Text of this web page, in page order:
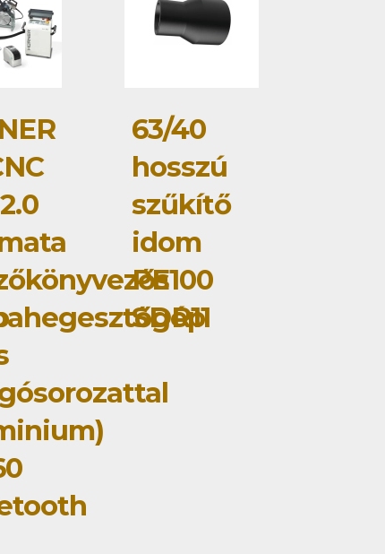
63/40
hosszú
szűkítő
idom
PE100
SDR11